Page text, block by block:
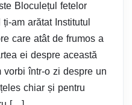
Bloculețul fetelor
am arătat Institutul
care atât de frumos a
ei despre această
vorbi într-o zi despre un
chiar și pentru